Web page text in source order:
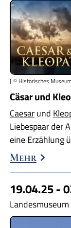
[ © Historisches
Cäsar und
Caesarund
Liebespaar der
eine Erzählung
Mehr
19.04.25 -